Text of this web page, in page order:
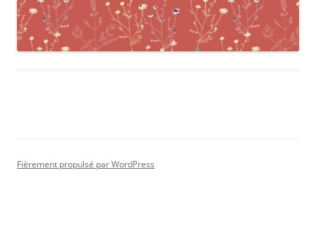
Fièrement propulsé par WordPress